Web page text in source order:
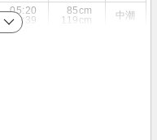
05:20
17:39
85cm
119cm
中潮